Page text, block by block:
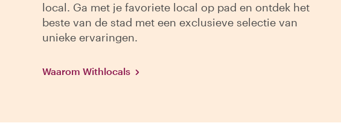
local. Ga met je favoriete local op pad en ontdek het
beste van de stad met een exclusieve selectie van
unieke ervaringen.
Waarom Withlocals